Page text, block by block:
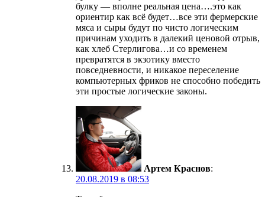
булку — вполне реальная цена….это как
ориентир как всё будет…все эти фермерские
мяса и сыры будут по чисто логическим
причинам уходить в далекий ценовой отрыв,
как хлеб Стерлигова…и со временем
превратятся в экзотику вместо
повседневности, и никакое переселение
компьютерных фриков не способно победить
эти простые логические законы.
Артем Краснов:
20.08.2019 в 08:53